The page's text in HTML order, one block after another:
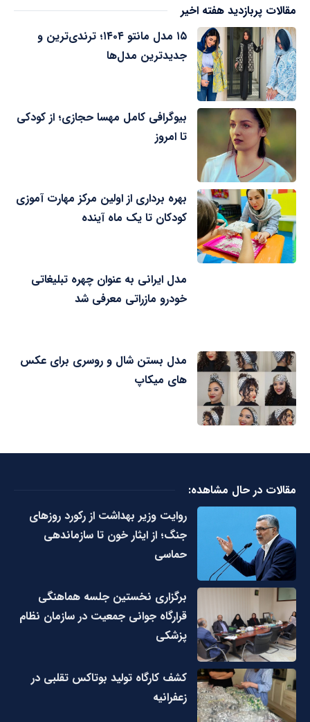
مقالات پربازدید هفته اخیر
۱۵ مدل مانتو ۱۴۰۴؛ ترندی‌ترین و
جدیدترین مدل‌ها
بیوگرافی کامل مهسا حجازی؛ از کودکی
تا امروز
بهره برداری از اولین مرکز مهارت آموزی
کودکان تا یک ماه آینده
مدل ایرانی به عنوان چهره تبلیغاتی
خودرو مازراتی معرفی شد
مدل بستن شال و روسری برای عکس
های میکاپ
مقالات در حال مشاهده:
روایت وزیر بهداشت از رکورد روزهای
جنگ؛ از ایثار خون تا سازماندهی
حماسی
برگزاری نخستین جلسه هماهنگی
قرارگاه جوانی جمعیت در سازمان نظام
پزشکی
کشف کارگاه تولید بوتاکس تقلبی در
زعفرانیه